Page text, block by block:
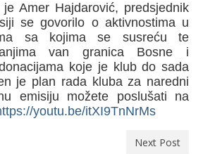
Amer Hajdarović, predsjednik
se govorilo o aktivnostima u
sa kojima se susreću te
van granica Bosne i
koje je klub do sada
je plan rada kluba za naredni
emisiju možete poslušati na
youtu.be/itXI9TnNrMs
Next Post